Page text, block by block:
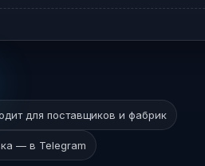
для поставщиков и фабрик
— в Telegram